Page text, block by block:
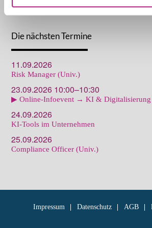
Die nächsten Termine
11.09.2026
Risk Manager (Univ.)
23.09.2026 10:00–10:30
▶ Online-Infoevent → KI & Digitalisierung
24.09.2026
KI-Tools im Unternehmen
25.09.2026
Compliance Officer (Univ.)
Impressum Datenschutz AGB